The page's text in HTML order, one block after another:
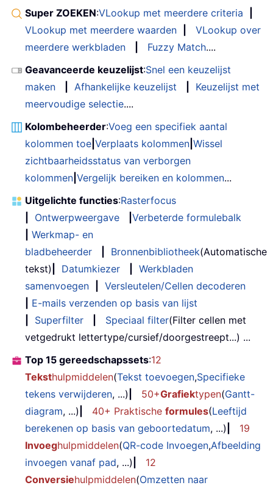
Super ZOEKEN:VLookup met meerdere criteria
VLookup met meerdere waarden
VLookup over
meerdere werkbladen
Fuzzy Match....
Geavanceerde keuzelijst:Snel een keuzelijst
maken
Afhankelijke keuzelijst
Keuzelijst met
meervoudige selectie....
Kolombeheerder:Voeg een specifiek aantal
kolommen toe Verplaats kolommen Wissel
zichtbaarheidsstatus van verborgen
kolommen Vergelijk bereiken en kolommen...
Uitgelichte functies:Rasterfocus
Ontwerpweergave
Verbeterde formulebalk
Werkmap- en
bladbeheerder
Bronnenbibliotheek(Automatische
tekst)
Datumkiezer
Werkbladen
samenvoegen
Versleutelen/Cellen decoderen
E-mails verzenden op basis van lijst
Superfilter Speciaal filter(Filter cellen met
vetgedrukt lettertype/cursief/doorgestreept...) ...
Top 15 gereedschapssets:12
Teksthulpmiddelen(Tekst toevoegen,Specifieke
tekens verwijderen, ...) 50+Grafiektypen(Gantt-
diagram, ...) 40+ Praktische formules(Leeftijd
berekenen op basis van geboortedatum, ...)
19
Invoeghulpmiddelen(QR-code Invoegen,Afbeelding
invoegen vanaf pad, ...)
12
Conversiehulpmiddelen(Omzetten naar